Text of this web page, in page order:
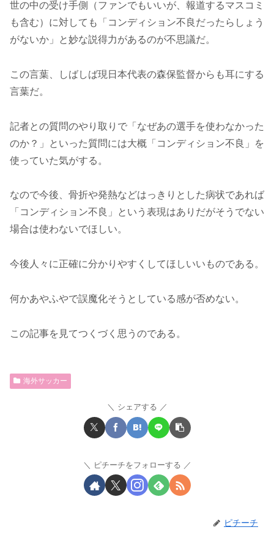
世の中の受け手側（ファンでもいいが、報道するマスコミ
も含む）に対しても「コンディション不良だったらしょう
がないか」と妙な説得力があるのが不思議だ。
この言葉、しばしば現日本代表の森保監督からも耳にする
言葉だ。
記者との質問のやり取りで「なぜあの選手を使わなかった
のか？」といった質問には大概「コンディション不良」を
使っていた気がする。
なので今後、骨折や発熱などはっきりとした病状であれば
「コンディション不良」という表現はありだがそうでない
場合は使わないでほしい。
今後人々に正確に分かりやすくしてほしいいものである。
何かあやふやで誤魔化そうとしている感が否めない。
この記事を見てつくづく思うのである。
海外サッカー
シェアする
ピチーチをフォローする
ピチーチ